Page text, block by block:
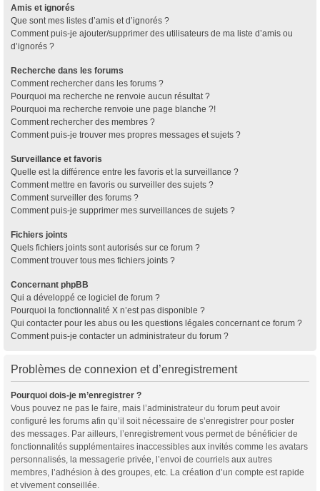
Amis et ignorés
Que sont mes listes d’amis et d’ignorés ?
Comment puis-je ajouter/supprimer des utilisateurs de ma liste d’amis ou
d’ignorés ?
Recherche dans les forums
Comment rechercher dans les forums ?
Pourquoi ma recherche ne renvoie aucun résultat ?
Pourquoi ma recherche renvoie une page blanche ?!
Comment rechercher des membres ?
Comment puis-je trouver mes propres messages et sujets ?
Surveillance et favoris
Quelle est la différence entre les favoris et la surveillance ?
Comment mettre en favoris ou surveiller des sujets ?
Comment surveiller des forums ?
Comment puis-je supprimer mes surveillances de sujets ?
Fichiers joints
Quels fichiers joints sont autorisés sur ce forum ?
Comment trouver tous mes fichiers joints ?
Concernant phpBB
Qui a développé ce logiciel de forum ?
Pourquoi la fonctionnalité X n’est pas disponible ?
Qui contacter pour les abus ou les questions légales concernant ce forum ?
Comment puis-je contacter un administrateur du forum ?
Problèmes de connexion et d’enregistrement
Pourquoi dois-je m’enregistrer ?
Vous pouvez ne pas le faire, mais l’administrateur du forum peut avoir
configuré les forums afin qu’il soit nécessaire de s’enregistrer pour poster
des messages. Par ailleurs, l’enregistrement vous permet de bénéficier de
fonctionnalités supplémentaires inaccessibles aux invités comme les avatars
personnalisés, la messagerie privée, l’envoi de courriels aux autres
membres, l’adhésion à des groupes, etc. La création d’un compte est rapide
et vivement conseillée.